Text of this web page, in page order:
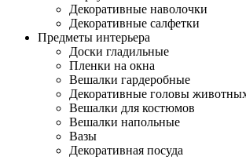
Декоративные наволочки
Декоративные салфетки
Предметы интерьера
Доски гладильные
Пленки на окна
Вешалки гардеробные
Декоративные головы
Вешалки для костюмов
Вешалки напольные
Вазы
Декоративная посуда